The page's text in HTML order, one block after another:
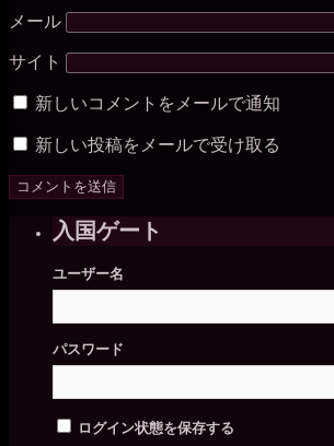
メール
サイト
新しいコメントをメールで通知
新しい投稿をメールで受け取る
入国ゲート
ユーザー名
パスワード
ログイン状態を保存する